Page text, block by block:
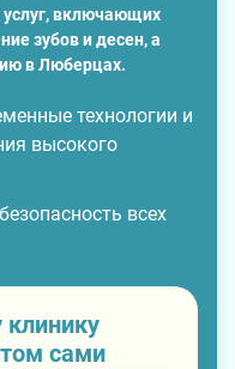
включающих
зубов и десен, а
в Люберцах.
технологии и
высокого
всех
сами